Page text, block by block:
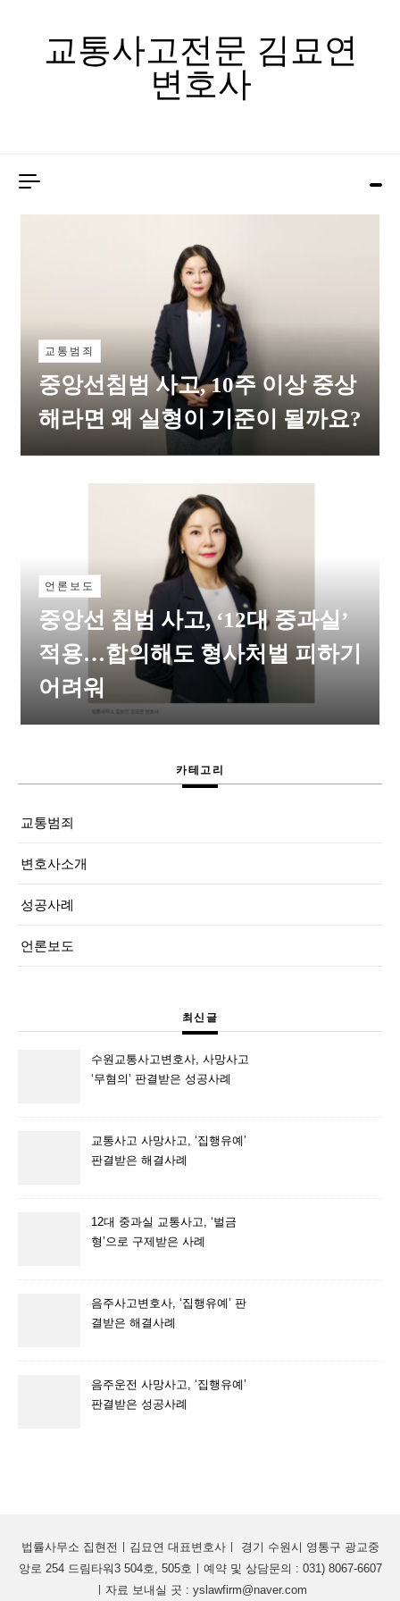
교통사고전문 김묘연
변호사
교통범죄
중앙선침범 사고, 10주 이상 중상
해라면 왜 실형이 기준이 될까요?
언론보도
중앙선 침범 사고, ‘12대 중과실’
적용…합의해도 형사처벌 피하기
어려워
카테고리
교통범죄
변호사소개
성공사례
언론보도
최신글
수원교통사고변호사, 사망사고
‘무혐의’ 판결받은 성공사례
교통사고 사망사고, ‘집행유예’
판결받은 해결사례
12대 중과실 교통사고, ‘벌금
형’으로 구제받은 사례
음주사고변호사, ‘집행유예’ 판
결받은 해결사례
음주운전 사망사고, ‘집행유예’
판결받은 성공사례
법률사무소 집현전ㅣ김묘연 대표변호사ㅣ 경기 수원시 영통구 광교중
앙로 254 드림타워3 504호, 505호ㅣ예약 및 상담문의 : 031) 8067-6607
ㅣ자료 보내실 곳 : yslawfirm@naver.com